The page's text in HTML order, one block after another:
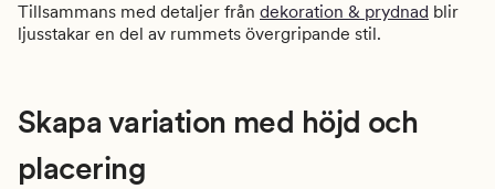
Tillsammans med detaljer från dekoration & prydnad blir
ljusstakar en del av rummets övergripande stil.
Skapa variation med höjd och
placering